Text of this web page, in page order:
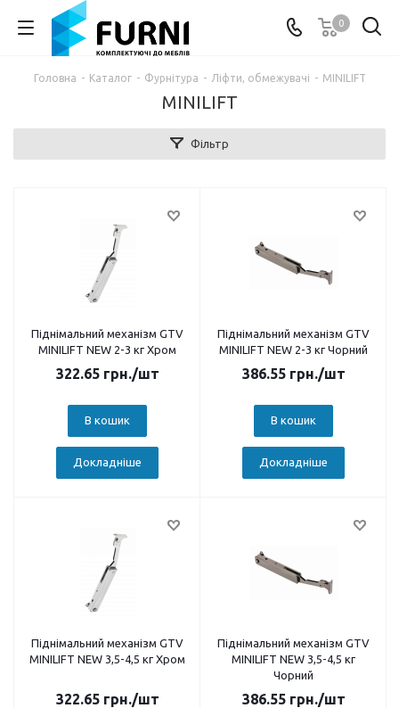
0
Головна - Каталог - Фурнітура - Ліфти, обмежувачі - MINILIFT
MINILIFT
Фільтр
Піднімальний механізм GTV
MINILIFT NEW 2-3 кг Хром
322.65грн./шт
В кошик
Докладніше
Піднімальний механізм GTV
MINILIFT NEW 2-3 кг Чорний
386.55грн./шт
В кошик
Докладніше
Піднімальний механізм GTV
MINILIFT NEW 3,5-4,5 кг Хром
322.65грн./шт
Піднімальний механізм GTV
MINILIFT NEW 3,5-4,5 кг
Чорний
386.55грн./шт